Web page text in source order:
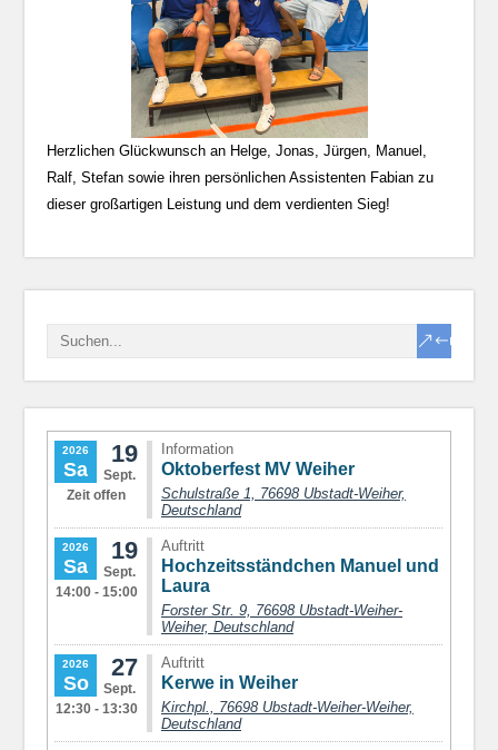
Herzlichen Glückwunsch an Helge, Jonas, Jürgen, Manuel,
Ralf, Stefan sowie ihren persönlichen Assistenten Fabian zu
dieser großartigen Leistung und dem verdienten Sieg!